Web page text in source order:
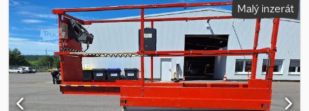
Malý inzerát